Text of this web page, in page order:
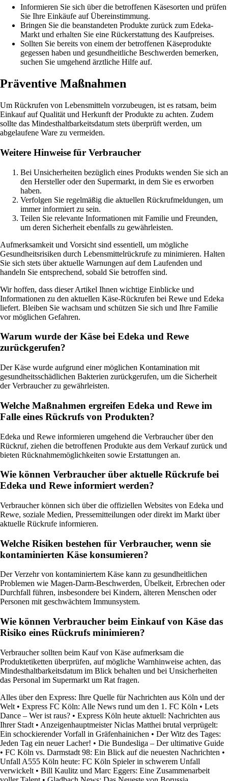
Informieren Sie sich über die betroffenen Käsesorten und prüfen
Sie Ihre Einkäufe auf Übereinstimmung.
Bringen Sie die beanstandeten Produkte zurück zum Edeka-
Markt und erhalten Sie eine Rückerstattung des Kaufpreises.
Sollten Sie bereits von einem der betroffenen Käseprodukte
gegessen haben und gesundheitliche Beschwerden bemerken,
suchen Sie umgehend ärztliche Hilfe auf.
Präventive Maßnahmen
Um Rückrufen von Lebensmitteln vorzubeugen, ist es ratsam, beim
Einkauf auf Qualität und Herkunft der Produkte zu achten. Zudem
sollte das Mindesthaltbarkeitsdatum stets überprüft werden, um
abgelaufene Ware zu vermeiden.
Weitere Hinweise für Verbraucher
Bei Unsicherheiten bezüglich eines Produkts wenden Sie sich an
den Hersteller oder den Supermarkt, in dem Sie es erworben
haben.
Verfolgen Sie regelmäßig die aktuellen Rückrufmeldungen, um
immer informiert zu sein.
Teilen Sie relevante Informationen mit Familie und Freunden,
um deren Sicherheit ebenfalls zu gewährleisten.
Aufmerksamkeit und Vorsicht sind essentiell, um mögliche
Gesundheitsrisiken durch Lebensmittelrückrufe zu minimieren. Halten
Sie sich stets über aktuelle Warnungen auf dem Laufenden und
handeln Sie entsprechend, sobald Sie betroffen sind.
Wir hoffen, dass dieser Artikel Ihnen wichtige Einblicke und
Informationen zu den aktuellen Käse-Rückrufen bei Rewe und Edeka
liefert. Bleiben Sie wachsam und schützen Sie sich und Ihre Familie
vor möglichen Gefahren.
Warum wurde der Käse bei Edeka und Rewe
zurückgerufen?
Der Käse wurde aufgrund einer möglichen Kontamination mit
gesundheitsschädlichen Bakterien zurückgerufen, um die Sicherheit
der Verbraucher zu gewährleisten.
Welche Maßnahmen ergreifen Edeka und Rewe im
Falle eines Rückrufs von Produkten?
Edeka und Rewe informieren umgehend die Verbraucher über den
Rückruf, ziehen die betroffenen Produkte aus dem Verkauf zurück und
bieten Rücknahmemöglichkeiten sowie Erstattungen an.
Wie können Verbraucher über aktuelle Rückrufe bei
Edeka und Rewe informiert werden?
Verbraucher können sich über die offiziellen Websites von Edeka und
Rewe, soziale Medien, Pressemitteilungen oder direkt im Markt über
aktuelle Rückrufe informieren.
Welche Risiken bestehen für Verbraucher, wenn sie
kontaminierten Käse konsumieren?
Der Verzehr von kontaminiertem Käse kann zu gesundheitlichen
Problemen wie Magen-Darm-Beschwerden, Übelkeit, Erbrechen oder
Durchfall führen, insbesondere bei Kindern, älteren Menschen oder
Personen mit geschwächtem Immunsystem.
Wie können Verbraucher beim Einkauf von Käse das
Risiko eines Rückrufs minimieren?
Verbraucher sollten beim Kauf von Käse aufmerksam die
Produktetiketten überprüfen, auf mögliche Warnhinweise achten, das
Mindesthaltbarkeitsdatum im Blick behalten und bei Unsicherheiten
das Personal im Supermarkt um Rat fragen.
Alles über den Express: Ihre Quelle für Nachrichten aus Köln und der
Welt • Express FC Köln: Alle News rund um den 1. FC Köln • Lets
Dance – Wer ist raus? • Express Köln heute aktuell: Nachrichten aus
Ihrer Stadt • Anzeigenhauptmeister Niclas Matthei brutal verprügelt:
Ein schockierender Vorfall in Gräfenhainichen • Der Witz des Tages:
Jeden Tag ein neuer Lacher! • Die Bundesliga – Der ultimative Guide
• FC Köln vs. Darmstadt 98: Ein Blick auf die neuesten Nachrichten •
Unfall A555 Köln heute: FC Köln Spieler in schwerem Unfall
verwickelt • Bill Kaulitz und Marc Eggers: Eine Zusammenarbeit